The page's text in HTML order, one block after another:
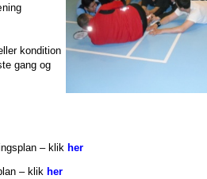
kondition
gang og
– klik her
– klik her